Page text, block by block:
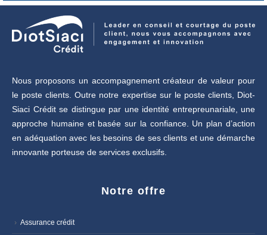
Nous proposons un accompagnement créateur de valeur pour
le poste clients. Outre notre expertise sur le poste clients, Diot-
Siaci Crédit se distingue par une identité entrepreunariale, une
approche humaine et basée sur la confiance. Un plan d’action
en adéquation avec les besoins de ses clients et une démarche
innovante porteuse de services exclusifs.
Notre offre
Assurance crédit